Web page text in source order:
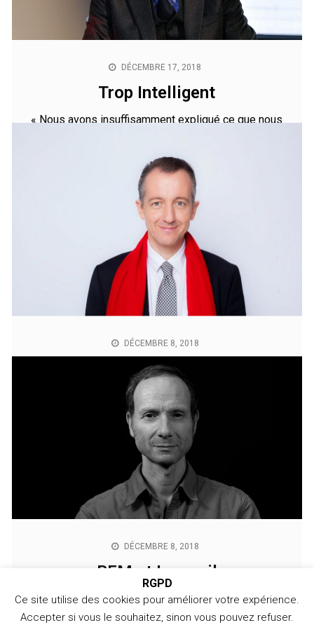
droit. » Emmanuel Macron, Président de la République
française.07/03/2019 – Source : Franceinfo
JANVIER 25, 2019
Europe en péril
« En Europe, le peuple ne doit pas être le seul
souverain. » Bernard-Henri Lévy, Ecrivain, philosophe,
cinéaste, homme d’affaire23/01/2019 – Source : Le
Temps
JANVIER 25, 2019
RGPD
Ce site utilise des cookies pour améliorer votre expérience.
Accepter si vous le souhaitez, sinon vous pouvez refuser.